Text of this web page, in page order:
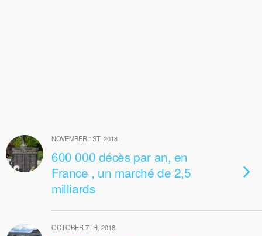
NOVEMBER 1ST, 2018
600 000 décès par an, en
France , un marché de 2,5
milliards
OCTOBER 7TH, 2018